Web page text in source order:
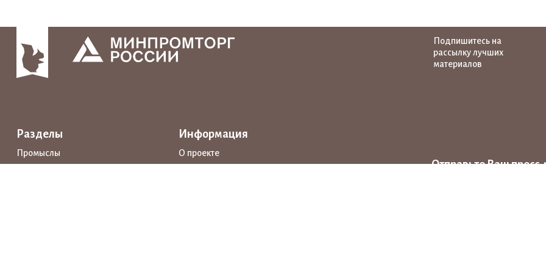
Подпишитесь на
рассылку лучших
материалов
Разделы
Промыслы
Информация
О проекте
Отправьте Ваш